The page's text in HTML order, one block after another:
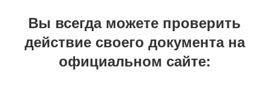
Вы всегда можете проверить
действие своего документа на
официальном сайте: